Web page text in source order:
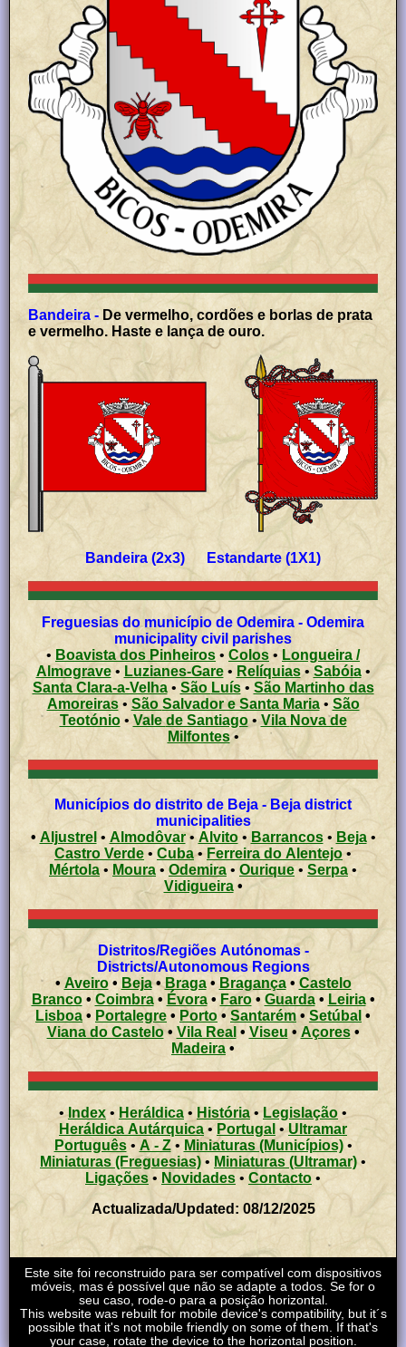
Bandeira - De vermelho, cordões e borlas de prata
e vermelho. Haste e lança de ouro.
Bandeira (2x3) Estandarte (1X1)
Freguesias do município de Odemira - Odemira
municipality civil parishes
•
Boavista dos Pinheiros • Colos • Longueira /
Almograve• Luzianes-Gare• Relíquias•Sabóia•
Santa Clara-a-Velha• São Luís• São Martinho das
Amoreiras• São Salvador e Santa Maria• São
Teotónio• Vale de Santiago•Vila Nova de
Milfontes•
Municípios do distrito de Beja - Beja district
municipalities
• Aljustrel • Almodôvar•Alvito• Barrancos• Beja•
Castro Verde • Cuba• Ferreira do Alentejo•
Mértola • Moura • Odemira • Ourique• Serpa •
Vidigueira •
Distritos/Regiões Autónomas -
Districts/Autonomous Regions
• Aveiro• Beja• Braga•Bragança• Castelo
Branco• Coimbra• Évora• Faro• Guarda• Leiria•
Lisboa • Portalegre • Porto• Santarém •Setúbal •
Viana do Castelo• Vila Real • Viseu • Açores •
Madeira •
•Index • Heráldica • História • Legislação •
Heráldica Autárquica • Portugal •Ultramar
Português• A - Z• Miniaturas (Municípios)•
Miniaturas (Freguesias) • Miniaturas (Ultramar) •
Ligações • Novidades • Contacto •
Actualizada/Updated: 08/12/2025
Este site foi reconstruido para ser compatível com dispositivos
móveis, mas é possível que não se adapte a todos. Se for o
seu caso, rode-o para a posição horizontal.
This website was rebuilt for mobile device's compatibility, but it´s
possible that it's not mobile friendly on some of them. If that's
your case, rotate the device to the horizontal position.